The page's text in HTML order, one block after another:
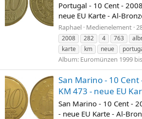
Portugal - 10 Cent -
neue EU Karte - Al-
Raphael Medienelement
2008
282 4 763
karte
km neue
Album: Euromünzen 1999
San Marino - 10 Cent
KM 473 - neue EU
San Marino - 10 Cent -
- neue EU Karte - Al-